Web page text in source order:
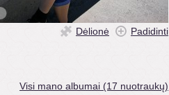
Dėlionė Padidinti
Visi mano albumai (17 nuotraukų)